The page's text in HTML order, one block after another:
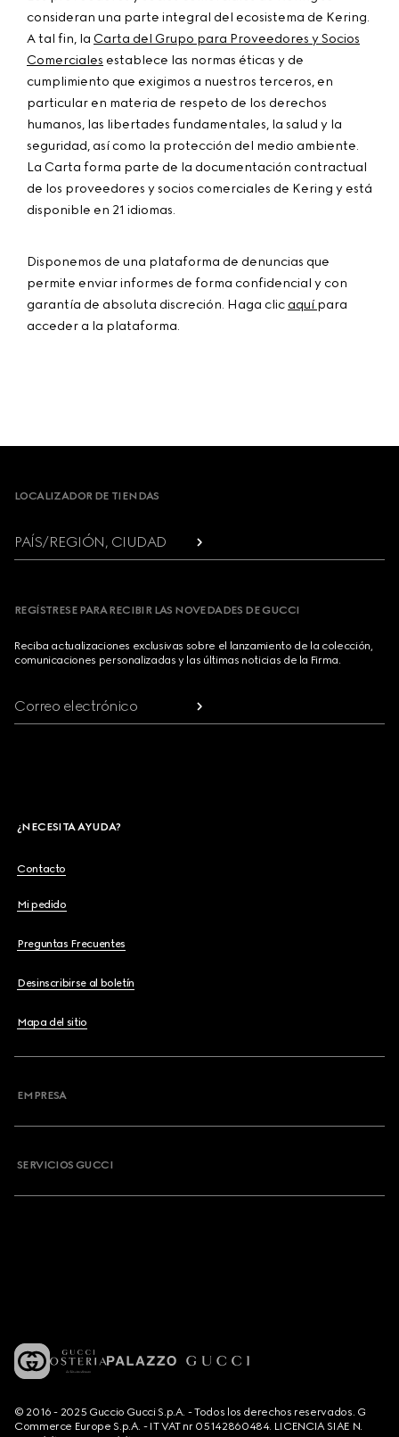
consideran una parte integral del ecosistema de Kering.
A tal fin, la Carta del Grupo para Proveedores y Socios
Comerciales establece las normas éticas y de
cumplimiento que exigimos a nuestros terceros, en
particular en materia de respeto de los derechos
humanos, las libertades fundamentales, la salud y la
seguridad, así como la protección del medio ambiente.
La Carta forma parte de la documentación contractual
de los proveedores y socios comerciales de Kering y está
disponible en 21 idiomas.
Disponemos de una plataforma de denuncias que
permite enviar informes de forma confidencial y con
garantía de absoluta discreción. Haga clic aquí para
acceder a la plataforma.
Footer
LOCALIZADOR DE TIENDAS
PAÍS/REGIÓN, CIUDAD
REGÍSTRESE PARA RECIBIR LAS NOVEDADES DE GUCCI
Reciba actualizaciones exclusivas sobre el lanzamiento de la colección,
comunicaciones personalizadas y las últimas noticias de la Firma.
Correo electrónico
¿NECESITA AYUDA?
Contacto
Mi pedido
Preguntas Frecuentes
Desinscribirse al boletín
Mapa del sitio
EMPRESA
SERVICIOS GUCCI
© 2016 - 2025 Guccio Gucci S.p.A. - Todos los derechos reservados. G
Commerce Europe S.p.A. - IT VAT nr 05142860484. LICENCIA SIAE N.